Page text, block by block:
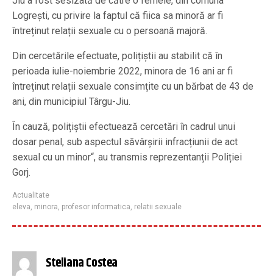
Logrești, cu privire la faptul că fiica sa minoră ar fi
întreținut relații sexuale cu o persoană majoră.
Din cercetările efectuate, polițiștii au stabilit că în
perioada iulie-noiembrie 2022, minora de 16 ani ar fi
întreținut relații sexuale consimțite cu un bărbat de 43 de
ani, din municipiul Târgu-Jiu.
În cauză, polițiștii efectuează cercetări în cadrul unui
dosar penal, sub aspectul săvârșirii infracțiunii de act
sexual cu un minor“, au transmis reprezentanții Poliției
Gorj.
Actualitate
eleva minora profesor informatica relatii sexuale
Steliana Costea